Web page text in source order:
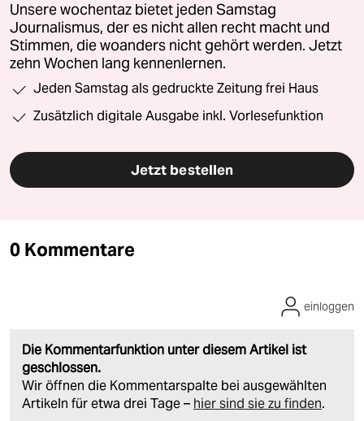
Unsere wochentaz bietet jeden Samstag
Journalismus, der es nicht allen recht macht und
Stimmen, die woanders nicht gehört werden. Jetzt
zehn Wochen lang kennenlernen.
Jeden Samstag als gedruckte Zeitung frei Haus
Zusätzlich digitale Ausgabe inkl. Vorlesefunktion
Jetzt bestellen
0 Kommentare
Die Kommentarfunktion unter diesem Artikel ist
geschlossen.
Wir öffnen die Kommentarspalte bei ausgewählten
Artikeln für etwa drei Tage – hier sind sie zu finden.
einloggen